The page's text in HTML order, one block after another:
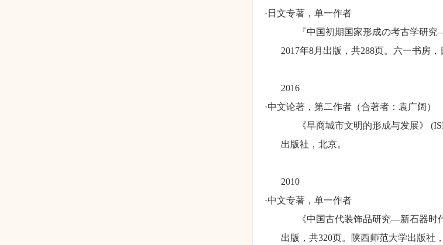
·日文专著，单一作者
『中国初期国家形成の考古学研
2017年8月出版，共288页。 六一书房，
2016
·中文论著，第二作者（合著者：袁广阔）
《早商城市文明的形成与发展》
(
出版社，北京。
2010
·中文专著，单一作者
《中国古代装饰品研究—新石器时
出版，共320页。陕西师范大学出版社，